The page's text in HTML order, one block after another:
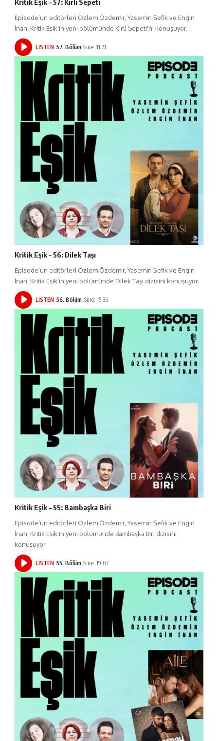
Kritik Eşik – 57: Kirli Sepeti
Episode’un editörleri Özlem Özdemir, Yasemin Şefik ve Engin
İnan, Kritik Eşik'in yeni bölümünde Kirli Sepeti'ni konuşuyor.
LISTEN 57. Bölüm Süre: 11:21
Kritik Eşik – 56: Dilek Taşı
Episode’un editörleri Özlem Özdemir, Yasemin Şefik ve Engin
İnan, Kritik Eşik'in yeni bölümünde Dilek Taşı dizisini konuşuyor.
LISTEN 56. Bölüm Süre: 15:36
Kritik Eşik – 55: Bambaşka Biri
Episode’un editörleri Özlem Özdemir, Yasemin Şefik ve Engin
İnan, Kritik Eşik'in yeni bölümünde Bambaşka Biri dizisini
konuşuyor.
LISTEN 55. Bölüm Süre: 19:07